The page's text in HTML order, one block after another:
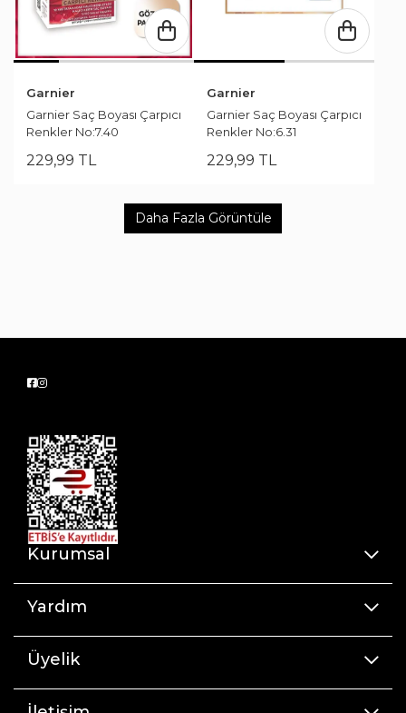
Garnier
Garnier Saç Boyası Çarpıcı
Renkler No:7.40
229,99 TL
Garnier
Garnier Saç Boyası Çarpıcı
Renkler No:6.31
229,99 TL
Daha Fazla Görüntüle
Kurumsal
Yardım
Üyelik